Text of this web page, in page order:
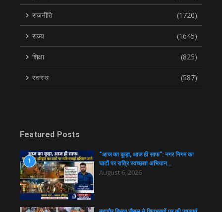
राजनीति (1720)
राज्य (1645)
शिक्षा (825)
स्वास्थ (587)
Featured Posts
1
“आज का कूड़ा, आज ही साफ”: नगर निगम का
घाटों पर रात्रि स्वच्छता अभियान…
August 6, 2026